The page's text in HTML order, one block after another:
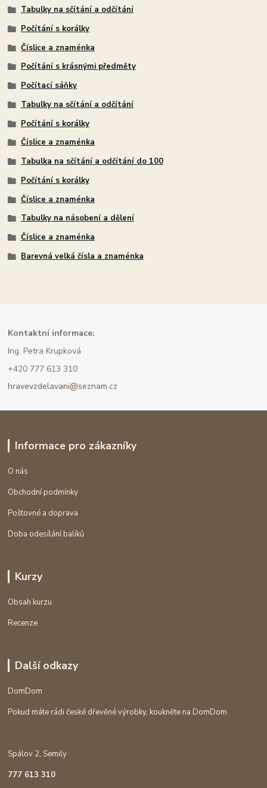
Tabulky na sčítání a odčítání
Počítání s korálky
Číslice a znaménka
Počítání s krásnými předměty
Počítací sáňky
Tabulky na sčítání a odčítání
Počítání s korálky
Číslice a znaménka
Tabulka na sčítání a odčítání do 100
Počítání s korálky
Číslice a znaménka
Tabulky na násobení a dělení
Číslice a znaménka
Barevná velká čísla a znaménka
Kontaktní informace:
Ing. Petra Krupková
+420 777 613 310
hravevzdelavani@seznam.cz
Informace pro zákazníky
O nás
Obchodní podmínky
Poštovné a doprava
Doba odesílání balíků
Kurzy
Obsah kurzu
Recenze
Další odkazy
DomDom
Pokud máte rádi české dřevěné výrobky, koukněte na DomDom
Spálov 2, Semily
777 613 310